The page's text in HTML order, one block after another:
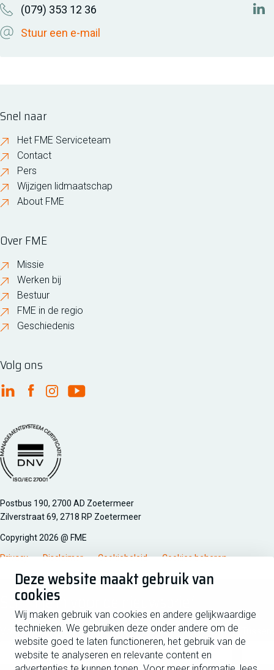
Deze website maakt gebruik van
cookies
Wij maken gebruik van cookies en andere gelijkwaardige
technieken. We gebruiken deze onder andere om de
website goed te laten functioneren, het gebruik van de
website te analyseren en relevante content en
(079) 353 12 36
Stuur een e-mail
Snel naar
Het FME Serviceteam
Contact
Pers
Wijzigen lidmaatschap
About FME
Over FME
Missie
Werken bij
Bestuur
FME in de regio
Geschiedenis
Volg ons
FME Linkedin
FME Facebook
FME Instagram
FME Youtube
Managementsyteem certificatie DNV iso/iec 27001
Postbus 190, 2700 AD Zoetermeer
Zilverstraat 69, 2718 RP Zoetermeer
Copyright 2026 @ FME
Privacy Disclaimer Cookiebeleid Cookies beheren
Schrijf je in voor de nieuwsbrief
Voornaam